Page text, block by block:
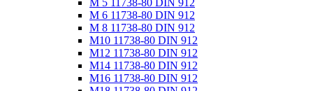
М 5 11738-80 DIN 912
М 6 11738-80 DIN 912
М 8 11738-80 DIN 912
М10 11738-80 DIN 912
М12 11738-80 DIN 912
М14 11738-80 DIN 912
М16 11738-80 DIN 912